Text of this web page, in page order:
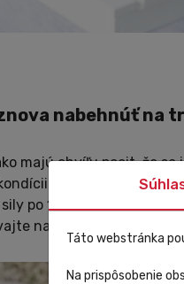
nabehnúť na
majú chvíľu pocit, že
aj svalovej hmote.
po 10 dňoch.
na telo menšiu záťaž
Táto webstránka
Na prispôsobenie